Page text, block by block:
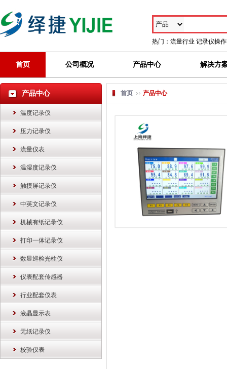
热门： 流量行业 记录仪操
首页 公司概况 产品中心 解决方
产品中心
温度记录仪
压力记录仪
流量仪表
温湿度记录仪
触摸屏记录仪
中英文记录仪
机械有纸记录仪
打印一体记录仪
数显巡检光柱仪
仪表配套传感器
行业配套仪表
液晶显示表
无纸记录仪
校验仪表
首页 产品中心